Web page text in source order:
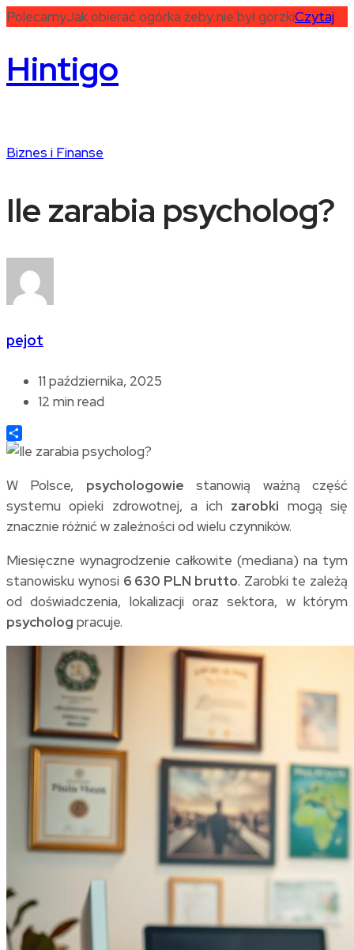
PolecamyJak obierać ogórka żeby nie był gorzkiCzytaj
Hintigo
Biznes i Finanse
Ile zarabia psycholog?
pejot
11 października, 2025
12 min read
Share
W Polsce, psychologowie stanowią ważną część
systemu opieki zdrowotnej, a ich zarobki mogą się
znacznie różnić w zależności od wielu czynników.
Miesięczne wynagrodzenie całkowite (mediana) na tym
stanowisku wynosi 6 630 PLN brutto. Zarobki te zależą
od doświadczenia, lokalizacji oraz sektora, w którym
psycholog pracuje.